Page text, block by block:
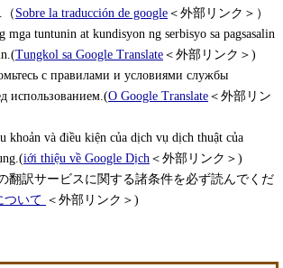
（ Sobre la traducción de google ＜外部リンク＞ ）
tuntunin at kundisyon ng serbisyo sa pagsasalin
Tungkol sa Google Translate ＜外部リンク＞ )
с правилами и условиями службы
использованием.(О Google Translate ＜外部リン
khoản và điều kiện của dịch vụ dịch thuật của
iới thiệu về Google Dịch ＜外部リンク＞ )
翻訳サービスに関する諸条件を必ず読んでくだ
ついて ＜外部リンク＞ )